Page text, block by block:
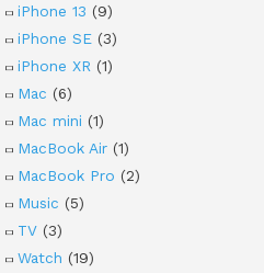
iPhone 13 (9)
iPhone SE (3)
iPhone XR (1)
Mac (6)
Mac mini (1)
MacBook Air (1)
MacBook Pro (2)
Music (5)
TV (3)
Watch (19)